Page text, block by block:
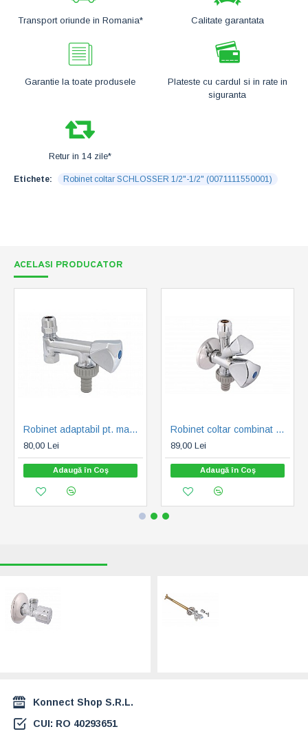
Transport oriunde in Romania* Calitate garantata
Garantie la toate produsele
Plateste cu cardul si in rate in
siguranta
Retur in 14 zile*
Etichete: Robinet coltar SCHLOSSER 1/2"-1/2" (0071111550001)
ACELASI PRODUCATOR
Robinet adaptabil pt. masina de spalat SCHLOSSER 3/8"-3/4" (0017211050001)
80,00 Lei
Adaugă în Coş
Robinet coltar combinat SCHLOSSER 1/2"-3/4" - 3/8"-10 mm (0017201550001)
89,00 Lei
Adaugă în Coş
Konnect Shop S.R.L.
CUI: RO 40293651